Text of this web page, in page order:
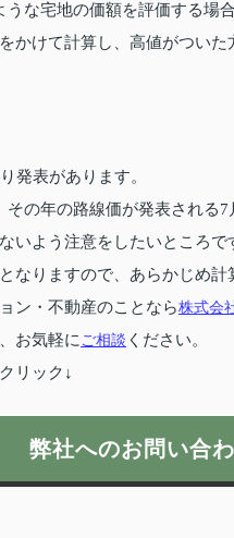
な宅地の価額を評価する場
かけて計算し、高値がついた
発表があります。
の年の路線価が発表される7
いよう注意をしたいところで
なりますので、あらかじめ計
ン・不動産のことなら株式会
お気軽に ご相談 ください。
リック↓
弊社へのお問い合